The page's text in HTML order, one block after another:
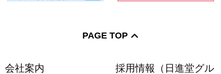
PAGE TOP
会社案内
採用情報（日進堂グル